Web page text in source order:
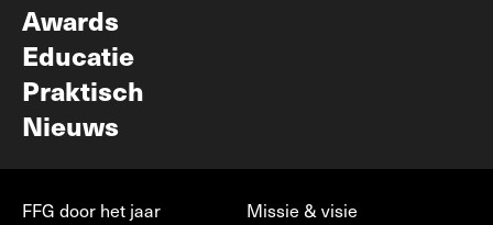
Awards
Educatie
Praktisch
Nieuws
FFG door het jaar
Missie & visie